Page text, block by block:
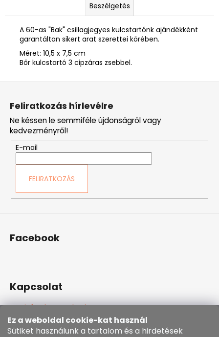
Ez a weboldal cookie-kat használ
Sütiket használunk a tartalom és a hirdetések
Beszélgetés
A 60-as "Bak" csillagjegyes kulcstartónk ajándékként
garantáltan sikert arat szerettei körében.
Méret: 10,5 x 7,5 cm
Bőr kulcstartó 3 cipzáras zsebbel.
L
Feliratkozás hírlevélre
Ne késsen le semmiféle újdonságról vagy
kedvezményről!
E-mail
FELIRATKOZÁS
Facebook
Kapcsolat
info@kozenezbozi.com
381281747, 603225633
603225633